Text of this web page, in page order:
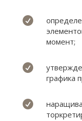

момент;

графика
